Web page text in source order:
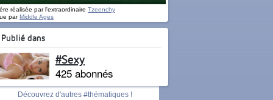
réalisée par l'extraordinaire Tzeenchy
parMiddle Ages
Publié dans
#Sexy
425 abonnés
Découvrez d'autres #thématiques !